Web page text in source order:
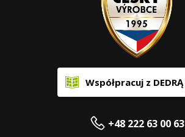
Współpracuj z DEDRĄ
+48 222 63 00 63